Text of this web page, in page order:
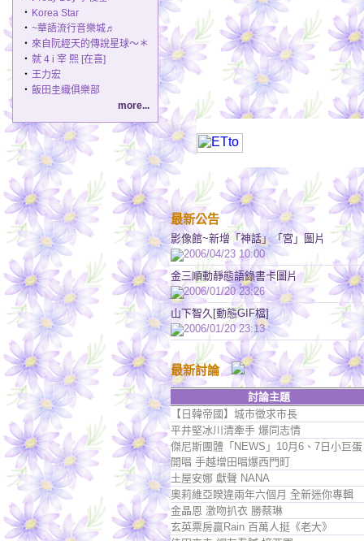
‧ Korea Star
‧ ~華語流行音樂城♬
‧ 來自阮經天的傳說星球～＊
‧ 就 4 i 宰 熙 [在喜]
‧ 王力宏
‧ 飯田圭織俱樂部
more...
最新公告
影像館~新增「神話」「宮」圖片
2006/04/23 10:00
金三順動靜態語錄書卡圖片
2006/01/20 23:26
山下智久[動態GIF檔]
2006/01/20 23:13
最新討論
討論主題
【日韓帝國】城市徵求市長
平井堅冰川清牽手 爆同志情
傑尼斯團體「NEWS」10月6、7日小巨蛋
開唱 手越增田唱爆西門町
土屋安娜 獻聲 NANA
奧莉維亞睽違兩年六個月 全新迷你專輯
金晶恩 激吻扒衣 勝蔡琳
玄英票房贏Rain 百萬人挺《老大》